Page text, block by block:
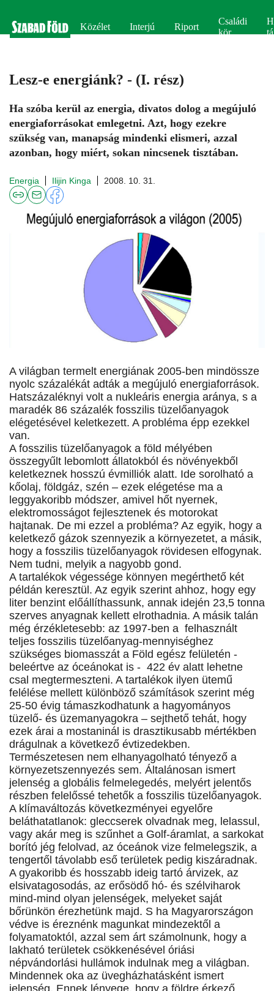
Közélet Interjú Riport
Családi
kör
Lesz-e energiánk? - (I. rész)
Ha szóba kerül az energia, divatos dolog a megújuló
energiaforrásokat emlegetni. Azt, hogy ezekre
szükség van, manapság mindenki elismeri, azzal
azonban, hogy miért, sokan nincsenek tisztában.
Energia Ilijin Kinga 2008. 10. 31.
A világban termelt energiának 2005-ben mindössze
nyolc százalékát adták a megújuló energiaforrások.
Hatszázaléknyi volt a nukleáris energia aránya, s a
maradék 86 százalék fosszilis tüzelőanyagok
elégetésével keletkezett. A probléma épp ezekkel
van.
A fosszilis tüzelőanyagok a föld mélyében
összegyűlt lebomlott állatokból és növényekből
keletkeznek hosszú évmilliók alatt. Ide sorolható a
kőolaj, földgáz, szén – ezek elégetése ma a
leggyakoribb módszer, amivel hőt nyernek,
elektromosságot fejlesztenek és motorokat
hajtanak. De mi ezzel a probléma? Az egyik, hogy a
keletkező gázok szennyezik a környezetet, a másik,
hogy a fosszilis tüzelőanyagok rövidesen elfogynak.
Nem tudni, melyik a nagyobb gond.
A tartalékok végessége könnyen megérthető két
példán keresztül. Az egyik szerint ahhoz, hogy egy
liter benzint előállíthassunk, annak idején 23,5 tonna
szerves anyagnak kellett elrothadnia. A másik talán
még érzékletesebb: az 1997-ben a felhasznált
teljes fosszilis tüzelőanyag-mennyiséghez
szükséges biomasszát a Föld egész felületén -
beleértve az óceánokat is - 422 év alatt lehetne
csal megtermeszteni. A tartalékok ilyen ütemű
felélése mellett különböző számítások szerint még
25-50 évig támaszkodhatunk a hagyományos
tüzelő- és üzemanyagokra – sejthető tehát, hogy
ezek árai a mostaninál is drasztikusabb mértékben
drágulnak a következő évtizedekben.
Természetesen nem elhanyagolható tényező a
környezetszennyezés sem. Általánosan ismert
jelenség a globális felmelegedés, melyért jelentős
részben felelőssé tehetők a fosszilis tüzelőanyagok.
A klímaváltozás következményei egyelőre
beláthatatlanok: gleccserek olvadnak meg, lelassul,
vagy akár meg is szűnhet a Golf-áramlat, a sarkokat
borító jég felolvad, az óceánok vize felmelegszik, a
tengertől távolabb eső területek pedig kiszáradnak.
A gyakoribb és hosszabb ideig tartó árvizek, az
elsivatagosodás, az erősödő hó- és szélviharok
mind-mind olyan jelenségek, melyeket saját
bőrünkön érezhetünk majd. S ha Magyarországon
védve is éreznénk magunkat mindezektől a
folyamatoktól, azzal sem árt számolnunk, hogy a
lakható területek csökkenésével óriási
népvándorlási hullámok indulnak meg a világban.
Mindennek oka az üvegházhatásként ismert